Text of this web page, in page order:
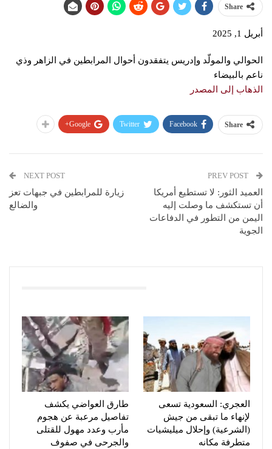
Share
أبريل 1, 2025
الحوالي والمولّد وإدريس يتفقدون أحوال المرابطين في الزاهر وذي
ناعم بالبيضاء
الذهاب إلى المصدر
Share
Facebook
Twitter
Google+
العميد الثور: لا تستطيع أمريكا
أن تستكشف ما وصلت إليه
اليمن من التطور في الدفاعات
الجوية
NEXT POST
زيارة للمرابطين في جبهات تعز
والضالع
العجري: السعودية تسعى
لإنهاء ما تبقى من جيش
(الشرعية) وإحلال ميليشيات
متطرفة مكانه
طارق العواضي يكشف
تفاصيل مرعبة عن هجوم
مأرب وعدد مهول للقتلى
والجرحى في صفوف